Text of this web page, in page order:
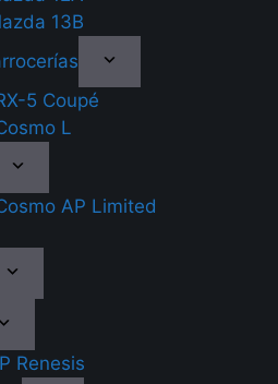
13B
5 Coupé
L
AP Limited
Renesis